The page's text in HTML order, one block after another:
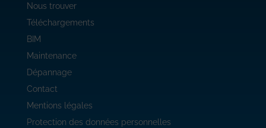
Nous trouver
Téléchargements
BIM
Maintenance
Dépannage
Contact
Mentions légales
Protection des données personnelles